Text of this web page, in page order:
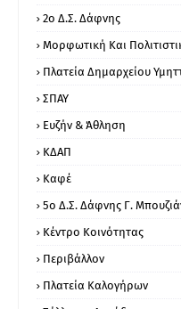
2ο Δ.Σ. Δάφνης
Μορφωτική Και
Πλατεία Δημαρχείου
ΣΠΑΥ
Ευζήν & Άθληση
ΚΔΑΠ
Καφέ
5ο Δ.Σ. Δάφνης Γ.
Κέντρο Κοινότητας
Περιβάλλον
Πλατεία Καλογήρων